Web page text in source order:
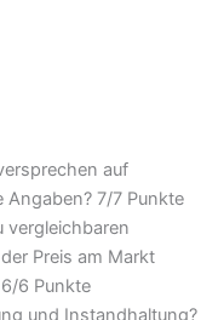
auf
Angaben? 7/7 Punkte
vergleichbaren
Preis am Markt
6 Punkte